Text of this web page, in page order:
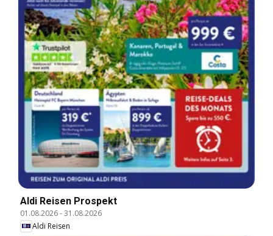
Aldi Reisen Prospekt
01.08.2026-31.08.2026
Aldi Reisen